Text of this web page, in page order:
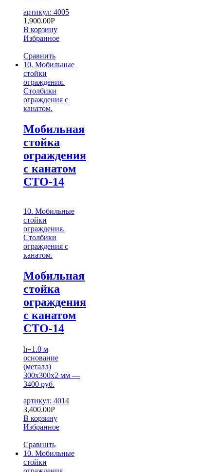
артикул: 4005
1,900.00Р
В корзину
Избранное
Сравнить
10. Мобильные
стойки
ограждения.
Столбики
ограждения с
канатом.
Мобильная
стойка
ограждения
с канатом
СТО-14
10. Мобильные
стойки
ограждения.
Столбики
ограждения с
канатом.
Мобильная
стойка
ограждения
с канатом
СТО-14
h=1.0 м
основание
(металл)
300х300х2 мм —
3400 руб.
артикул: 4014
3,400.00Р
В корзину
Избранное
Сравнить
10. Мобильные
стойки